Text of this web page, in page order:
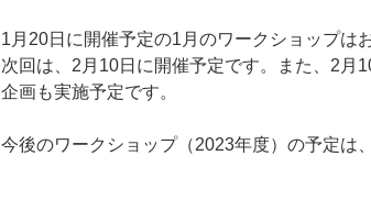
1月20日に開催予定の1月のワークショップは
次回は、2月10日に開催予定です。また、2月
企画も実施予定です。
今後のワークショップ（2023年度）の予定は